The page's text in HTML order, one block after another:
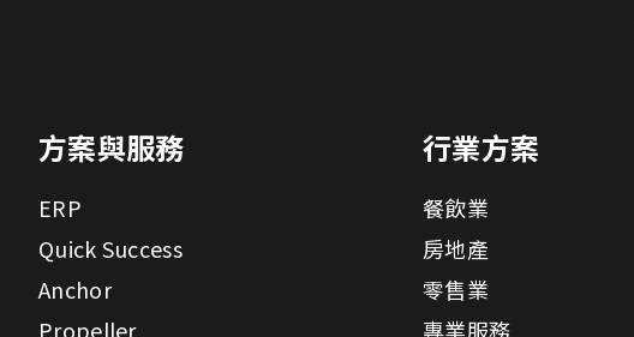
方案與服務
ERP
Quick Success
Anchor
Propeller
行業方案
餐飲業
房地產
零售業
專業服務